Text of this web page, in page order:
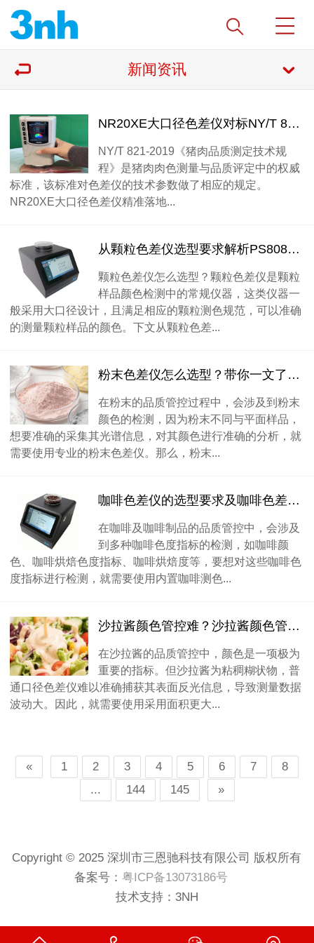
新闻资讯
NR20XE大口径色差仪对标NY/T 821-2019标准对色差仪需求
NY/T 821-2019《猪肉品质测定技术规
程》是猪肉肉色测量与品质评定中的权威
标准，该标准对色差仪的技术参数做了相应的规定。
NR20XE大口径色差仪精准落地...
从颗粒色差仪选型要求解析PS808颗粒分光色差仪优势
颗粒色差仪怎么选型？颗粒色差仪是颗粒
样品颜色检测中的常规仪器，这类仪器一
般采用大口径设计，且满足相应的颗粒测色规范，可以准确
的测量颗粒样品的颜色。下文从颗粒色差...
粉末色差仪怎么选型？带你一文了解粉末色差仪选型！
在粉末的品质管控过程中，会涉及到粉末
颜色的检测，因为粉末不同与平面样品，
想要准确的采集其光谱信息，对其颜色进行准确的分析，就
需要使用专业的粉末色差仪。那么，粉末...
咖啡色差仪的选型要求及咖啡色差仪品牌型号推荐
在咖啡及咖啡制品的品质管控中，会涉及
到多种咖啡色度指标的检测，如咖啡颜
色、咖啡烘焙色度指标、咖啡烘焙度等，要想对这些咖啡色
度指标进行检测，就需要使用内置咖啡测色...
沙拉酱颜色管控难？沙拉酱颜色管控选大口径色差仪PS809！
在沙拉酱的品质管控中，颜色是一项极为
重要的指标。但沙拉酱为粘稠糊状物，普
通口径色差仪难以准确捕获其表面反光信息，导致测量数据
波动大。因此，就需要使用采用面积更大...
« 1 2 3 4 5 6 7
8
...
144 145 »
Copyright © 2025 深圳市三恩驰科技有限公司 版权所有
备案号： 粤ICP备13073186号
技术支持： 3NH